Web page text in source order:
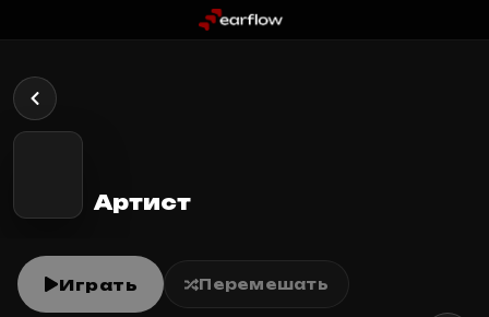
Артист
Играть Перемешать